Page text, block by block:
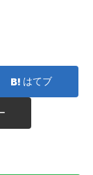
はてブ